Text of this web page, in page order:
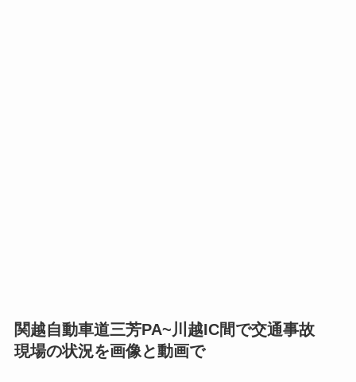
関越自動車道三芳PA~川越IC間で交通事故
現場の状況を画像と動画で